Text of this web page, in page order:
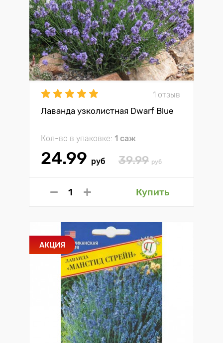
1 отзыв
Лаванда узколистная Dwarf Blue
Кол-во в упаковке: 1 саж
24.99 руб 39.99 руб
Купить
АКЦИЯ